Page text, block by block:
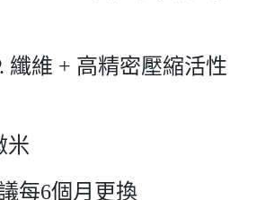
維 + 高精密壓縮活性
每6個月更換